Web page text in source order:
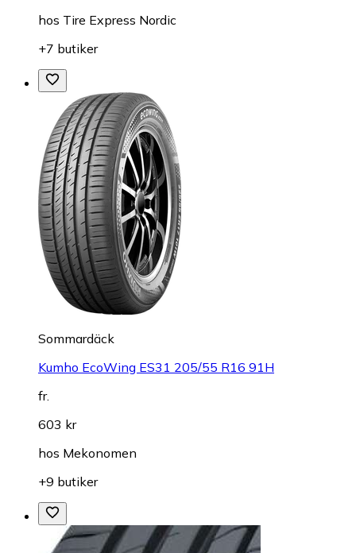
hos Tire Express Nordic
+7 butiker
Sommardäck
Kumho EcoWing ES31 205/55 R16 91H
fr.
603 kr
hos Mekonomen
+9 butiker